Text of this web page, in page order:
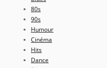
80s
90s
Humour
Cinéma
Hits
Dance